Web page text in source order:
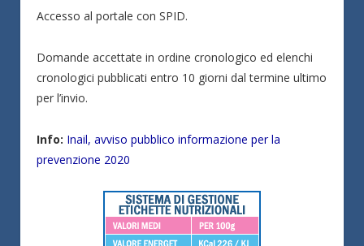
Accesso al portale con SPID.
Domande accettate in ordine cronologico ed elenchi
cronologici pubblicati entro 10 giorni dal termine ultimo
per l’invio.
Info: Inail, avviso pubblico informazione per la
prevenzione 2020